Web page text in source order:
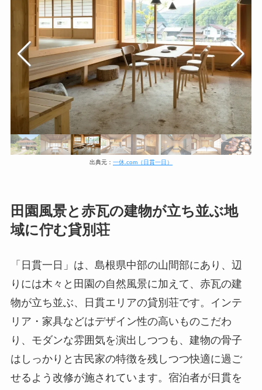
出典元： 一休.com（日貫一日）
田園風景と赤瓦の建物が立ち並ぶ地
域に佇む貸別荘
「日貫一日」は、島根県中部の山間部にあり、辺
りには木々と田園の自然風景に加えて、赤瓦の建
物が立ち並ぶ、日貫エリアの貸別荘です。インテ
リア・家具などはデザイン性の高いものこだわ
り、モダンな雰囲気を演出しつつも、建物の骨子
はしっかりと古民家の特徴を残しつつ快適に過ご
せるよう改修が施されています。宿泊者が日貫を